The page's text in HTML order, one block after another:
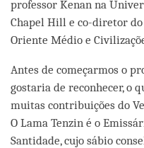
professor Kenan na
Chapel Hill e co-diretor
Oriente Médio e
Antes de começarmos o
gostaria de reconhecer, o
muitas contribuições do
O Lama Tenzin é o
Santidade, cujo sábio